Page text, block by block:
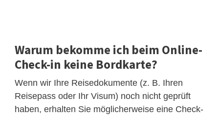
Warum bekomme ich beim Online-
Check-in keine Bordkarte?
Wenn wir Ihre Reisedokumente (z. B. Ihren
Reisepass oder Ihr Visum) noch nicht geprüft
haben, erhalten Sie möglicherweise eine Check-